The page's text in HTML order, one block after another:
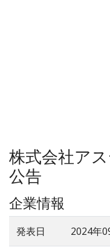
株式会社ア
公告
企業情報
発表日 2024年